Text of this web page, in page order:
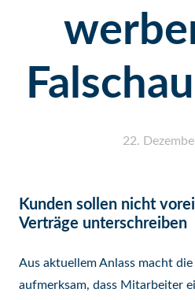
22.
Kunden sollen nicht
Verträge unterschreiben
Aus aktuellem Anlass macht
aufmerksam, dass Mitarbeiter